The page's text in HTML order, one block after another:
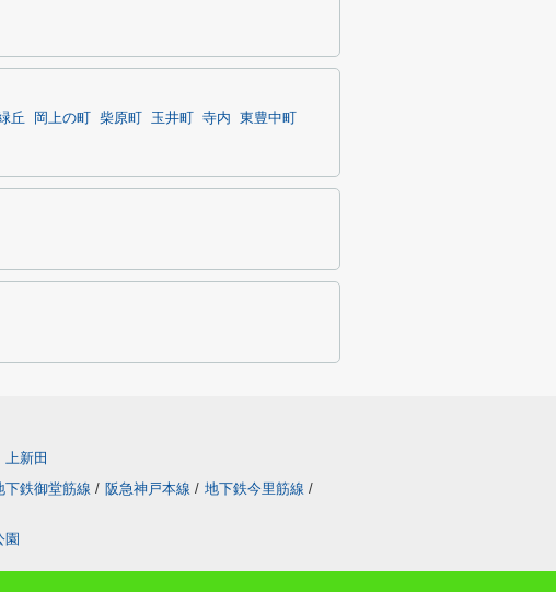
丘 岡上の町 柴原町 玉井町 寺内
東豊中町
上新田
下鉄御堂筋線 / 阪急神戸本線 / 地下鉄今里筋線 /
園